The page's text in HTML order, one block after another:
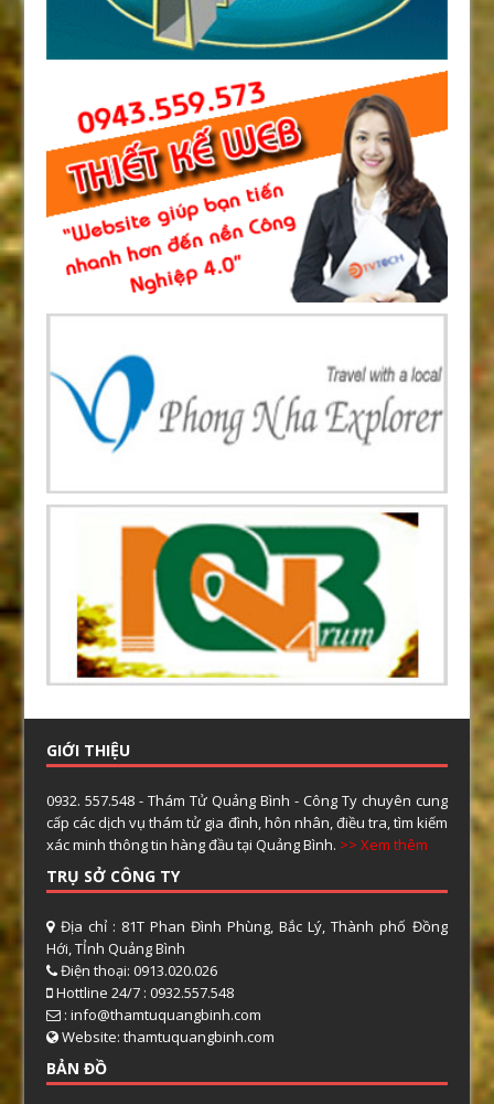
GIỚI THIỆU
0932. 557.548 - Thám Tử Quảng Bình - Công Ty chuyên cung
cấp các dịch vụ thám tử gia đình, hôn nhân, điều tra, tìm kiếm
xác minh thông tin hàng đầu tại Quảng Bình. >> Xem thêm
TRỤ SỞ CÔNG TY
Địa chỉ : 81T Phan Đình Phùng, Bắc Lý, Thành phố Đồng
Hới, TỈnh Quảng Bình
Điện thoại: 0913.020.026
Hottline 24/7 : 0932.557.548
: info@thamtuquangbinh.com
Website: thamtuquangbinh.com
BẢN ĐỒ